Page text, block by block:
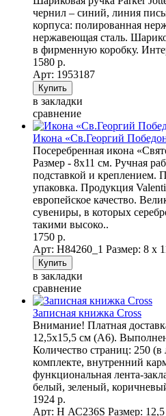
чернил – синий, линия
корпуса: полированная
нержавеющая сталь.
в фирменную коробку.
1580 р.
Арт: 1953187
в закладки
сравнение
Икона «Св.Георгий
Посеребренная икона
Размер - 8х11 см. Ручная
подставкой и креплением.
упаковка. Продукция
европейское качество.
сувениры, в которых
такими высоко..
1750 р.
Арт: Н84260_1 Размер: 8 х
в закладки
сравнение
Записная книжка Cross
Внимание! Платная
12,5x15,5 см (А6).
Количество страниц: 250
комплекте, внутренний
функциональная лента-
белый, зеленый,
1924 р.
Арт: Н АС236S Размер: